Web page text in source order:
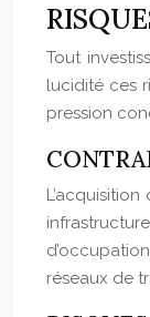
Tout
lucidité ces
pression
réseaux de